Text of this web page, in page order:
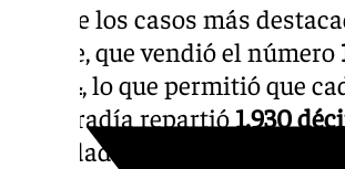
Uno de los casos más
Sangre, que vendió el número
40.014, lo que permitió que
La cofradía repartió1.930
la ciudad. Por una sola